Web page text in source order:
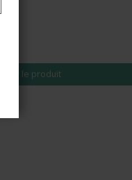
Voir le produit